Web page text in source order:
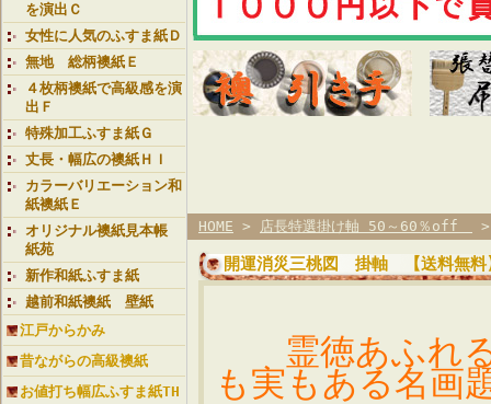
を演出Ｃ
女性に人気のふすま紙Ｄ
無地 総柄襖紙Ｅ
４枚柄襖紙で高級感を演
出Ｆ
特殊加工ふすま紙Ｇ
丈長・幅広の襖紙ＨＩ
カラーバリエーション和
紙襖紙Ｅ
オリジナル襖紙見本帳
紙苑
新作和紙ふすま紙
越前和紙襖紙 壁紙
江戸からかみ
昔ながらの高級襖紙
お値打ち幅広ふすま紙TH
HOME > 店長特選掛け軸 50～60％off
開運消災三桃図 掛軸 【送料無料
霊徳あふれる
も実もある名画